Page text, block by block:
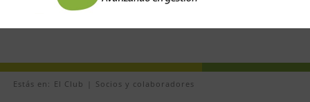
Estás en: El Club Socios y colaboradores